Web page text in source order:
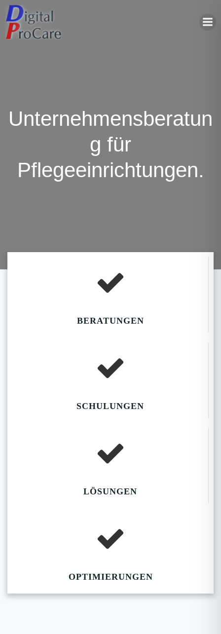
Unternehmensberatun
g für
Pflegeeinrichtungen.
BERATUNGEN
SCHULUNGEN
LÖSUNGEN
OPTIMIERUNGEN